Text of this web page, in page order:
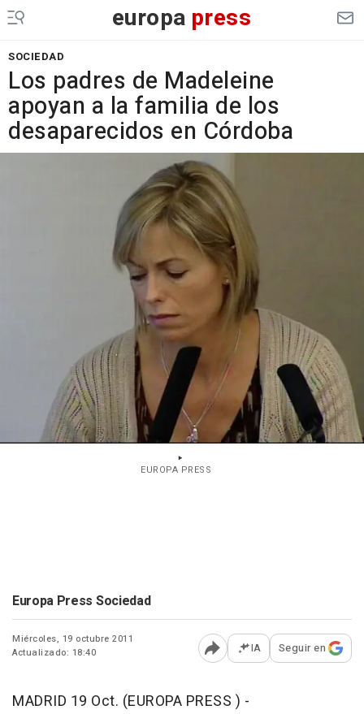
europa press
SOCIEDAD
Los padres de Madeleine
apoyan a la familia de los
desaparecidos en Córdoba
EUROPA PRESS
Europa Press Sociedad
Miércoles, 19 octubre 2011
Actualizado: 18:40
Abrir opciones para
IA Seguir en
MADRID 19 Oct. (EUROPA PRESS ) -